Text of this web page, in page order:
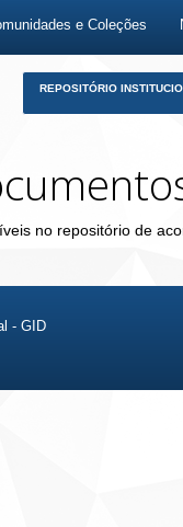
e Coleções
REPOSITÓRIO
no repositório de
- GID